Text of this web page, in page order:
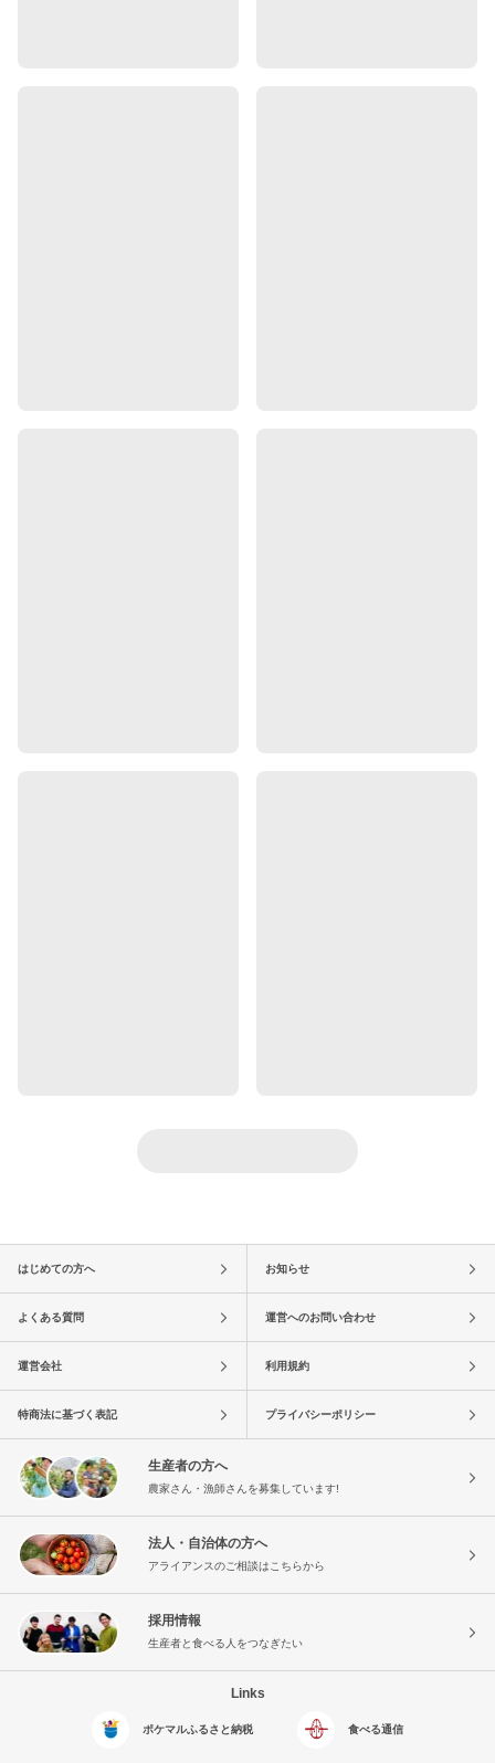
はじめての方へ お知らせ
よくある質問 運営へのお問い合わせ
運営会社 利用規約
特商法に基づく表記 プライバシーポリシー
生産者の方へ
農家さん・漁師さんを募集しています!
法人・自治体の方へ
アライアンスのご相談はこちらから
採用情報
生産者と食べる人をつなぎたい
Links
ポケマルふるさと納税 食べる通信